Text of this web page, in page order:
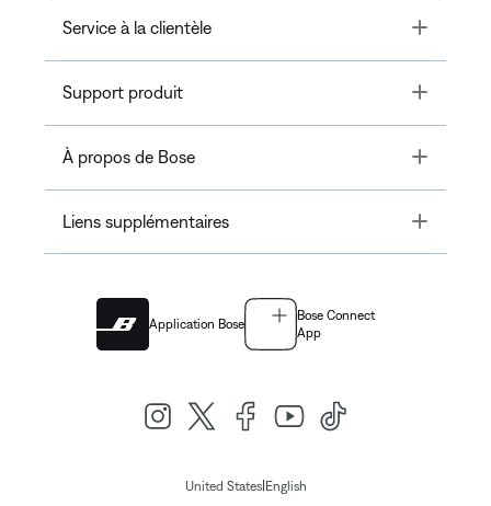
Service à la clientèle Toggle
Support produit Toggle
À propos de Bose Toggle
Liens supplémentaires Toggle
Application Bose
Bose Connect
App
United States| English